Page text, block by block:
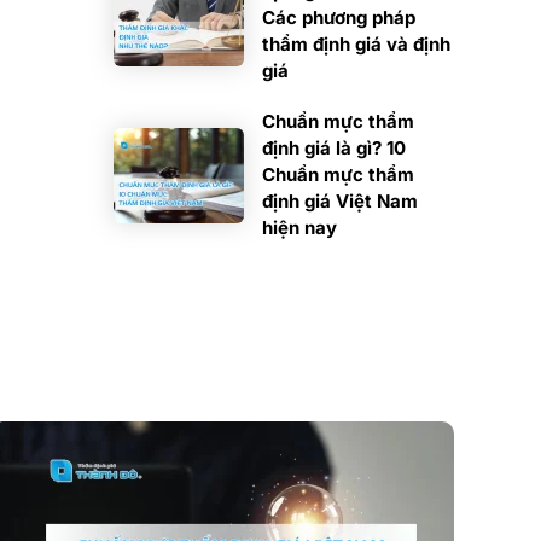
Các phương pháp
thẩm định giá và định
giá
Chuẩn mực thẩm
định giá là gì? 10
Chuẩn mực thẩm
định giá Việt Nam
hiện nay